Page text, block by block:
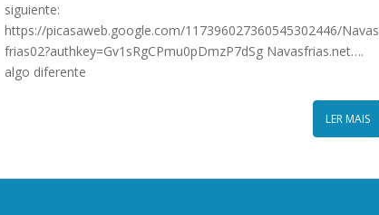
siguiente:
https://picasaweb.google.com/117396027360545302446/Navas
frias02?authkey=Gv1sRgCPmu0pDmzP7dSg Navasfrias.net….
algo diferente
LER MAIS